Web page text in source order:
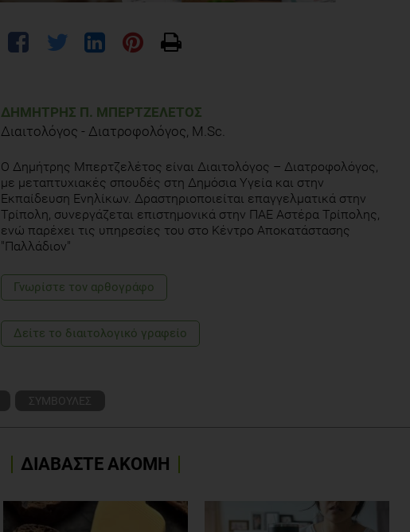
ΔΗΜΉΤΡΗΣ Π. ΜΠΕΡΤΖΕΛΈΤΟΣ
Διαιτολόγος - Διατροφολόγος, M.Sc.
Ο Δημήτρης Μπερτζελέτος είναι Διαιτολόγος – Διατροφολόγος,
με μεταπτυχιακές σπουδές στη Δημόσια Υγεία και στην
Εκπαίδευση Ενηλίκων. Δραστηριοποιείται επαγγελματικά στην
Τρίπολη, συνεργάζεται επιστημονικά στην ΠΑΕ Αστέρα Τρίπολης,
ενώ παρέχει τις υπηρεσίες του στο Κέντρο Αποκατάστασης
"Παλλάδιον"
Γνωρίστε τoν αρθογράφο
Δείτε το διαιτολογικό γραφείο
ΣΥΜΒΟΥΛΕΣ
ΔΙΑΒΑΣΤΕ ΑΚΟΜΗ